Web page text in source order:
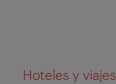
Hoteles y viajes